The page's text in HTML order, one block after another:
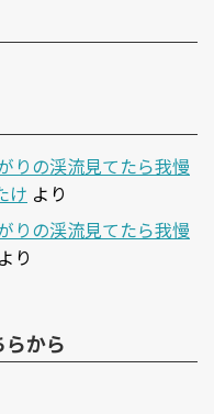
りの渓流見てたら我慢
け より
りの渓流見てたら我慢
より
から